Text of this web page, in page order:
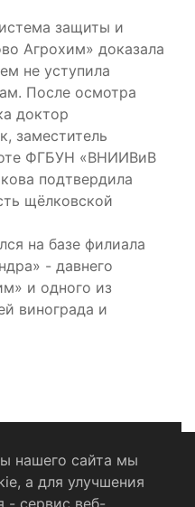
защиты и
Агрохим» доказала
не уступила
После осмотра
доктор
заместитель
ФГБУН «ВНИИВиВ
подтвердила
щёлковской
на базе филиала
- давнего
и одного из
винограда и
нашего сайта мы
а для улучшения
- сервис веб-